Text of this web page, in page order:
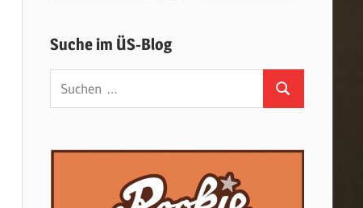
Suche im ÜS-Blog
Suchen
nach:
Suchen